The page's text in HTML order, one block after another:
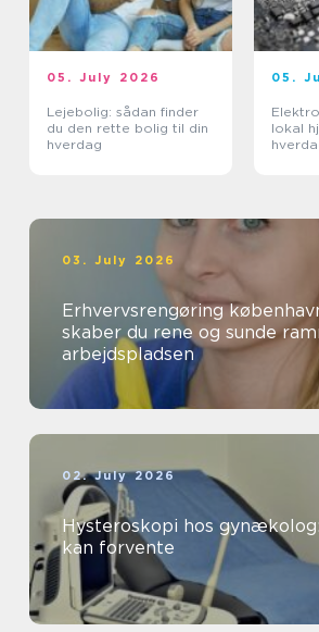
05. July 2026
Lejebolig: sådan finder
du den rette bolig til din
hverdag
05.
lokal
03. July 2026
Erhvervsrengøring københavn
skaber du rene og sunde
arbejdspladsen
02. July 2026
Hysteroskopi hos
kan forvente